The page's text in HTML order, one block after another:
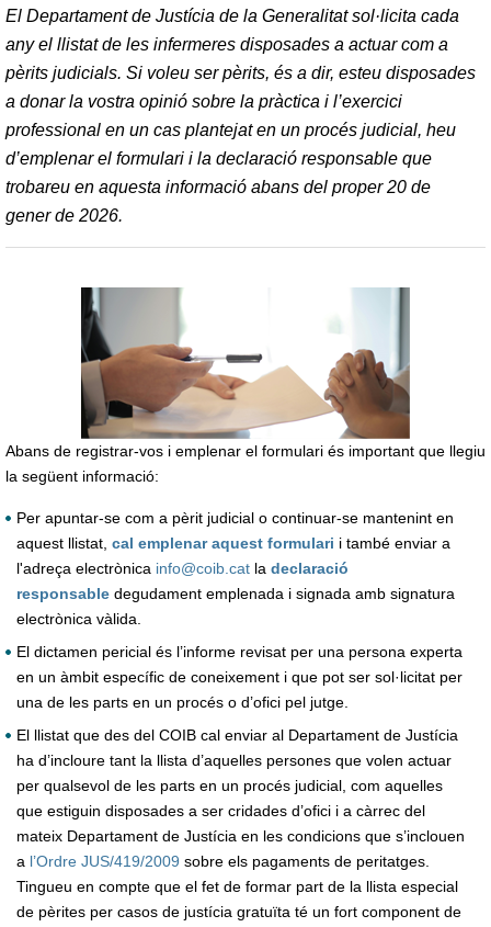
El Departament de Justícia de la Generalitat sol·licita cada
any el llistat de les infermeres disposades a actuar com a
pèrits judicials. Si voleu ser pèrits, és a dir, esteu disposades
a donar la vostra opinió sobre la pràctica i l’exercici
professional en un cas plantejat en un procés judicial, heu
d’emplenar el formulari i la declaració responsable que
trobareu en aquesta informació abans del proper 20 de
gener de 2026.
Abans de registrar-vos i emplenar el formulari és important que llegiu
la següent informació:
Per apuntar-se com a pèrit judicial o continuar-se mantenint en
aquest llistat, cal emplenar aquest formulari i també enviar a
l'adreça electrònica info@coib.cat la declaració
responsable degudament emplenada i signada amb signatura
electrònica vàlida.
El dictamen pericial és l’informe revisat per una persona experta
en un àmbit específic de coneixement i que pot ser sol·licitat per
una de les parts en un procés o d’ofici pel jutge.
El llistat que des del COIB cal enviar al Departament de Justícia
ha d’incloure tant la llista d’aquelles persones que volen actuar
per qualsevol de les parts en un procés judicial, com aquelles
que estiguin disposades a ser cridades d’ofici i a càrrec del
mateix Departament de Justícia en les condicions que s’inclouen
a l’Ordre JUS/419/2009 sobre els pagaments de peritatges.
Tingueu en compte que el fet de formar part de la llista especial
de pèrites per casos de justícia gratuïta té un fort component de